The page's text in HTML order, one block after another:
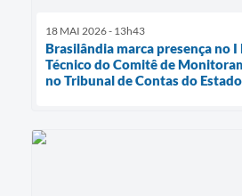
18 MAI 2026 - 13h43
Brasilândia marca presença no
Técnico do Comitê de
no Tribunal de Contas do Estado